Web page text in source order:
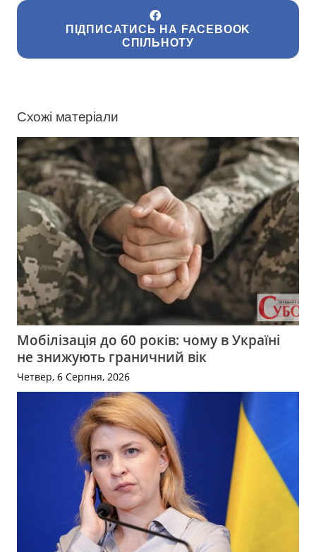
ПІДПИСАТИСЬ НА FACEBOOK
СПІЛЬНОТУ
Схожі матеріали
Мобілізація до 60 років: чому в Україні
не знижують граничний вік
Четвер, 6 Серпня, 2026